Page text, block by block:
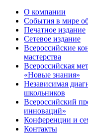
О компании
События в мире
Печатное издание
Сетевое издание
Всероссийские
мастерства
Всероссийская
«Новые знания»
Независимая
школьников
Всероссийский
инноваций»
Конференции и
Контакты